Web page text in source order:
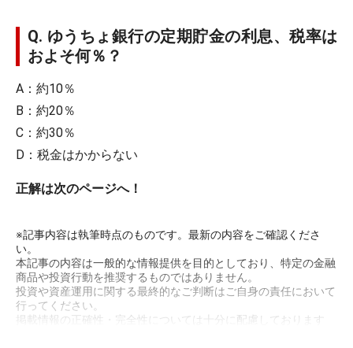
Q. ゆうちょ銀行の定期貯金の利息、税率は
およそ何％？
A：約10％
B：約20％
C：約30％
D：税金はかからない
正解は次のページへ！
※記事内容は執筆時点のものです。最新の内容をご確認くださ
い。
本記事の内容は一般的な情報提供を目的としており、特定の金融
商品や投資行動を推奨するものではありません。
投資や資産運用に関する最終的なご判断はご自身の責任において
行ってください。
掲載情報の正確性・完全性については十分に配慮しております